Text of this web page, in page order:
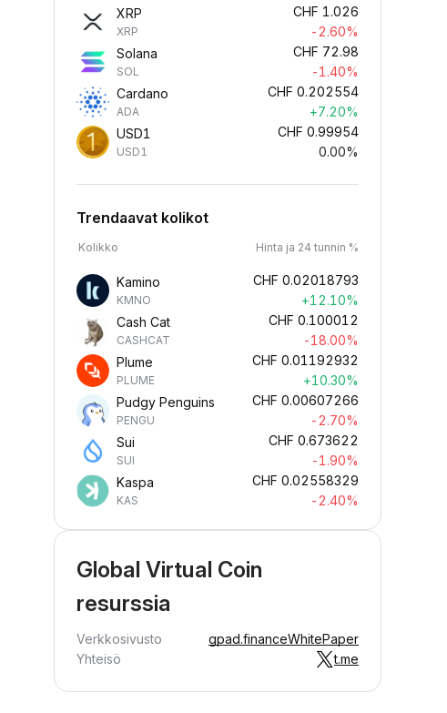
XRP
XRP
CHF 1.026
-2.60%
Solana
SOL
CHF 72.98
-1.40%
Cardano
ADA
CHF 0.202554
+7.20%
USD1
USD1
CHF 0.99954
0.00%
Trendaavat kolikot
Kolikko Hinta ja 24 tunnin %
Kamino
KMNO
CHF 0.02018793
+12.10%
Cash Cat
CASHCAT
CHF 0.100012
-18.00%
Plume
PLUME
CHF 0.01192932
+10.30%
Pudgy Penguins
PENGU
CHF 0.00607266
-2.70%
Sui
SUI
CHF 0.673622
-1.90%
Kaspa
KAS
CHF 0.02558329
-2.40%
Global Virtual Coin
resurssia
Verkkosivusto gpad.financeWhitePaper
Yhteisö
t.me